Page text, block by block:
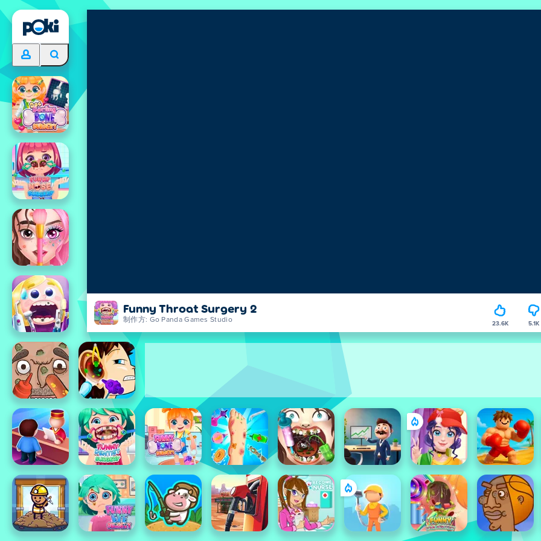
Funny Throat Surgery 2
制作方: Go Panda Games Studio 23.6K 5.1K